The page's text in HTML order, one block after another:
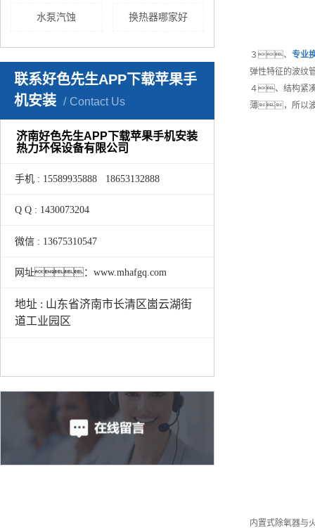
水泵汽蚀 换热器哪家好
联系好色先生APP下载苹果手
机安装
Contact Us
济南好色先生APP下载苹果手机安装
热力环保设备有限公司
手机 : 15589935888 18653132888
Q Q : 1430073204
微信 : 13675310547
网址：www.mhafgq.com
地址 : 山东省济南市长清区崮云湖街
道工业园区
３、 专业
弹性特征的波
４、结构紧
薄，所以
内置式除氧器